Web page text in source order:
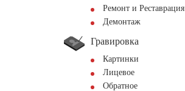
Ремонт и Реставрация
Демонтаж
Гравировка
Картинки
Лицевое
Обратное